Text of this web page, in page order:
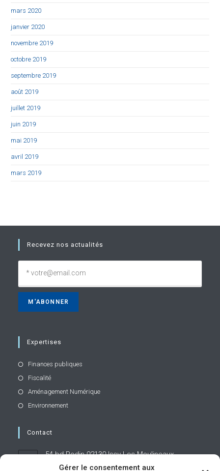
Gérer le consentement aux
mars 2020
janvier 2020
novembre 2019
octobre 2019
septembre 2019
août 2019
juillet 2019
juin 2019
mai 2019
avril 2019
mars 2019
Recevez nos actualités
Expertises
Finances publiques
Fiscalité
Aménagement Numérique
Environnement
Contact
54 bd Rodin 92130 Issy-Les-Moulineaux